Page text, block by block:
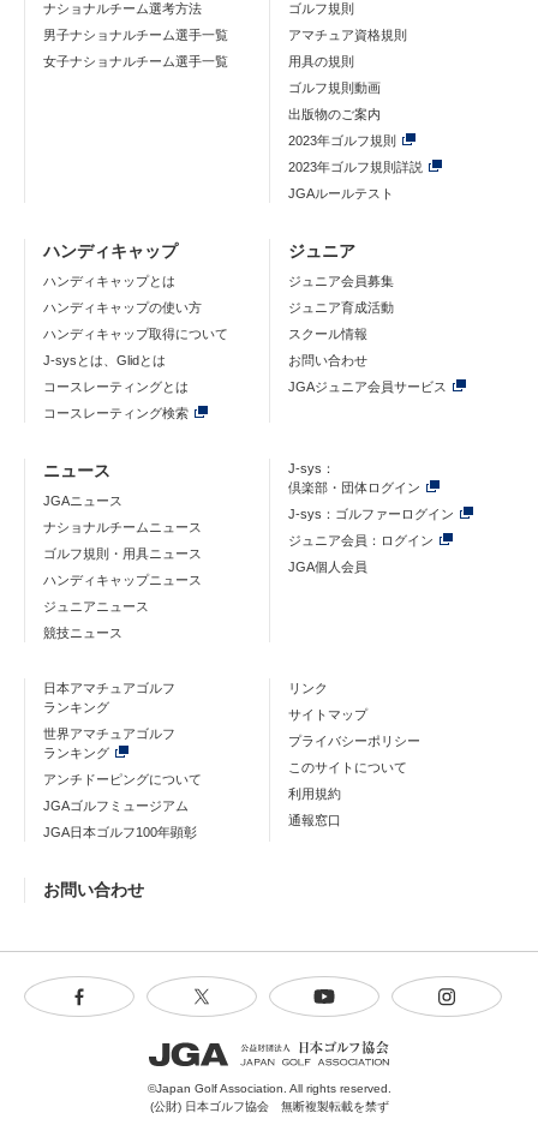
ナショナルチーム選考方法
男子ナショナルチーム選手一覧
女子ナショナルチーム選手一覧
ゴルフ規則
アマチュア資格規則
用具の規則
ゴルフ規則動画
出版物のご案内
2023年ゴルフ規則
2023年ゴルフ規則詳説
JGAルールテスト
ハンディキャップ
ハンディキャップとは
ハンディキャップの使い方
ハンディキャップ取得について
J-sysとは、Glidとは
コースレーティングとは
コースレーティング検索
ジュニア
ジュニア会員募集
ジュニア育成活動
スクール情報
お問い合わせ
JGAジュニア会員サービス
ニュース
JGAニュース
ナショナルチームニュース
ゴルフ規則・用具ニュース
ハンディキャップニュース
ジュニアニュース
競技ニュース
J-sys：
倶楽部・団体ログイン
J-sys：ゴルファーログイン
ジュニア会員：ログイン
JGA個人会員
日本アマチュアゴルフ
ランキング
世界アマチュアゴルフ
ランキング
アンチドーピングについて
JGAゴルフミュージアム
JGA日本ゴルフ100年顕彰
リンク
サイトマップ
プライバシーポリシー
このサイトについて
利用規約
通報窓口
お問い合わせ
©Japan Golf Association. All rights reserved.
(公財) 日本ゴルフ協会 無断複製転載を禁ず